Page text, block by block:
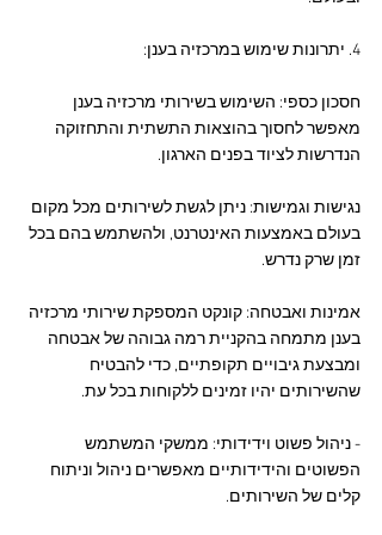
4. יתרונות שימוש במרכזיה בענן:
חסכון כספי: השימוש בשירותי מרכזיה בענן
מאפשר לחסוך בהוצאות התשתית והתחזוקה
הנדרשות לציוד בפנים הארגון.
נגישות וגמישות: ניתן לגשת לשירותים מכל מקום
בעולם באמצעות האינטרנט, ולהשתמש בהם בכל
זמן שרק נדרש.
אמינות ואבטחה: קונקט המספקת שירותי מרכזיה
בענן מתמחה בהקניית רמה גבוהה של אבטחה
ומבצעת גיבויים תקופתיים, כדי להבטיח
שהשירותים יהיו זמינים ללקוחות בכל עת.
- ניהול פשוט וידידותי: ממשקי המשתמש
הפשוטים והידידותיים מאפשרים ניהול וניתוח
קלים של השירותים.